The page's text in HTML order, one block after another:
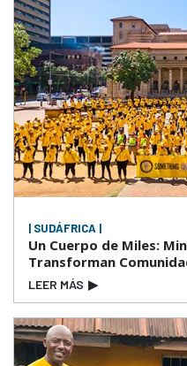
| SUDÁFRICA |
Un Cuerpo de Miles:
Transforman
LEER MÁS ▶